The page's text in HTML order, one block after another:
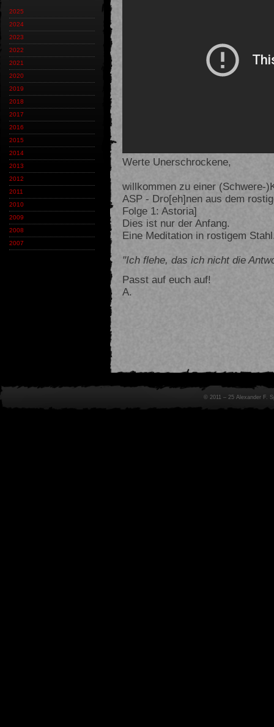
2025
2024
2023
2022
2021
2020
2019
2018
2017
2016
2015
2014
2013
2012
2011
2010
2009
2008
2007
Werte Unerschrockene,
willkommen zu einer (Schwere-
ASP - Dro[eh]nen aus dem
Folge 1: Astoria]
Dies ist nur der Anfang.
Eine Meditation in rostigem
"Ich flehe, das ich nicht die
Passt auf euch auf!
A.
© 2011 – 25 Alexander F.